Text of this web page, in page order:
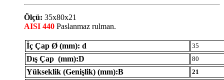
Ölçü: 35x80x21
AISI 440 Paslanmaz rulman.
İç Çap Ø (mm): d 35
Dış Çap (mm):D 80
Yükseklik (Genişlik) (mm):B 21